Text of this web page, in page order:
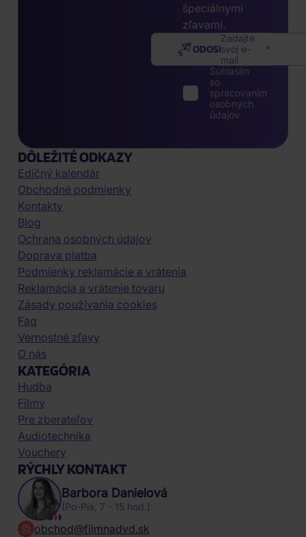
špeciálnymi
zľavami.
Zadajte
svoj e-
mail
ODOSLAŤ
Súhlasím
so
spracovaním
osobných
údajov
DÔLEŽITÉ ODKAZY
Edičný kalendár
Obchodné podmienky
Kontakty
Blog
Ochrana osobných údajov
Doprava platba
Podmienky reklamácie a vrátenia
Reklamácia a vrátenie tovaru
Zásady používania cookies
Faq
Vernostné zľavy
O nás
KATEGÓRIA
Hudba
Filmy
Pre zberateľov
Audiotechnika
Vouchery
RÝCHLY KONTAKT
Barbora Danielová
(Po-Pia, 7 - 15 hod.)
obchod@filmnadvd.sk